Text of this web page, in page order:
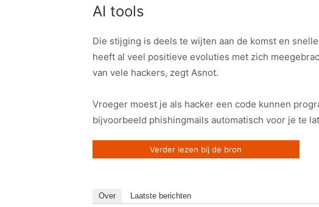
AI tools
Die stijging is deels te wijten aan de komst en
heeft al veel positieve evoluties met zich
van vele hackers, zegt Asnot.
Vroeger moest je als hacker een code kunnen
bijvoorbeeld phishingmails automatisch voor je te
Verder lezen bij de bron
Over Laatste berichten